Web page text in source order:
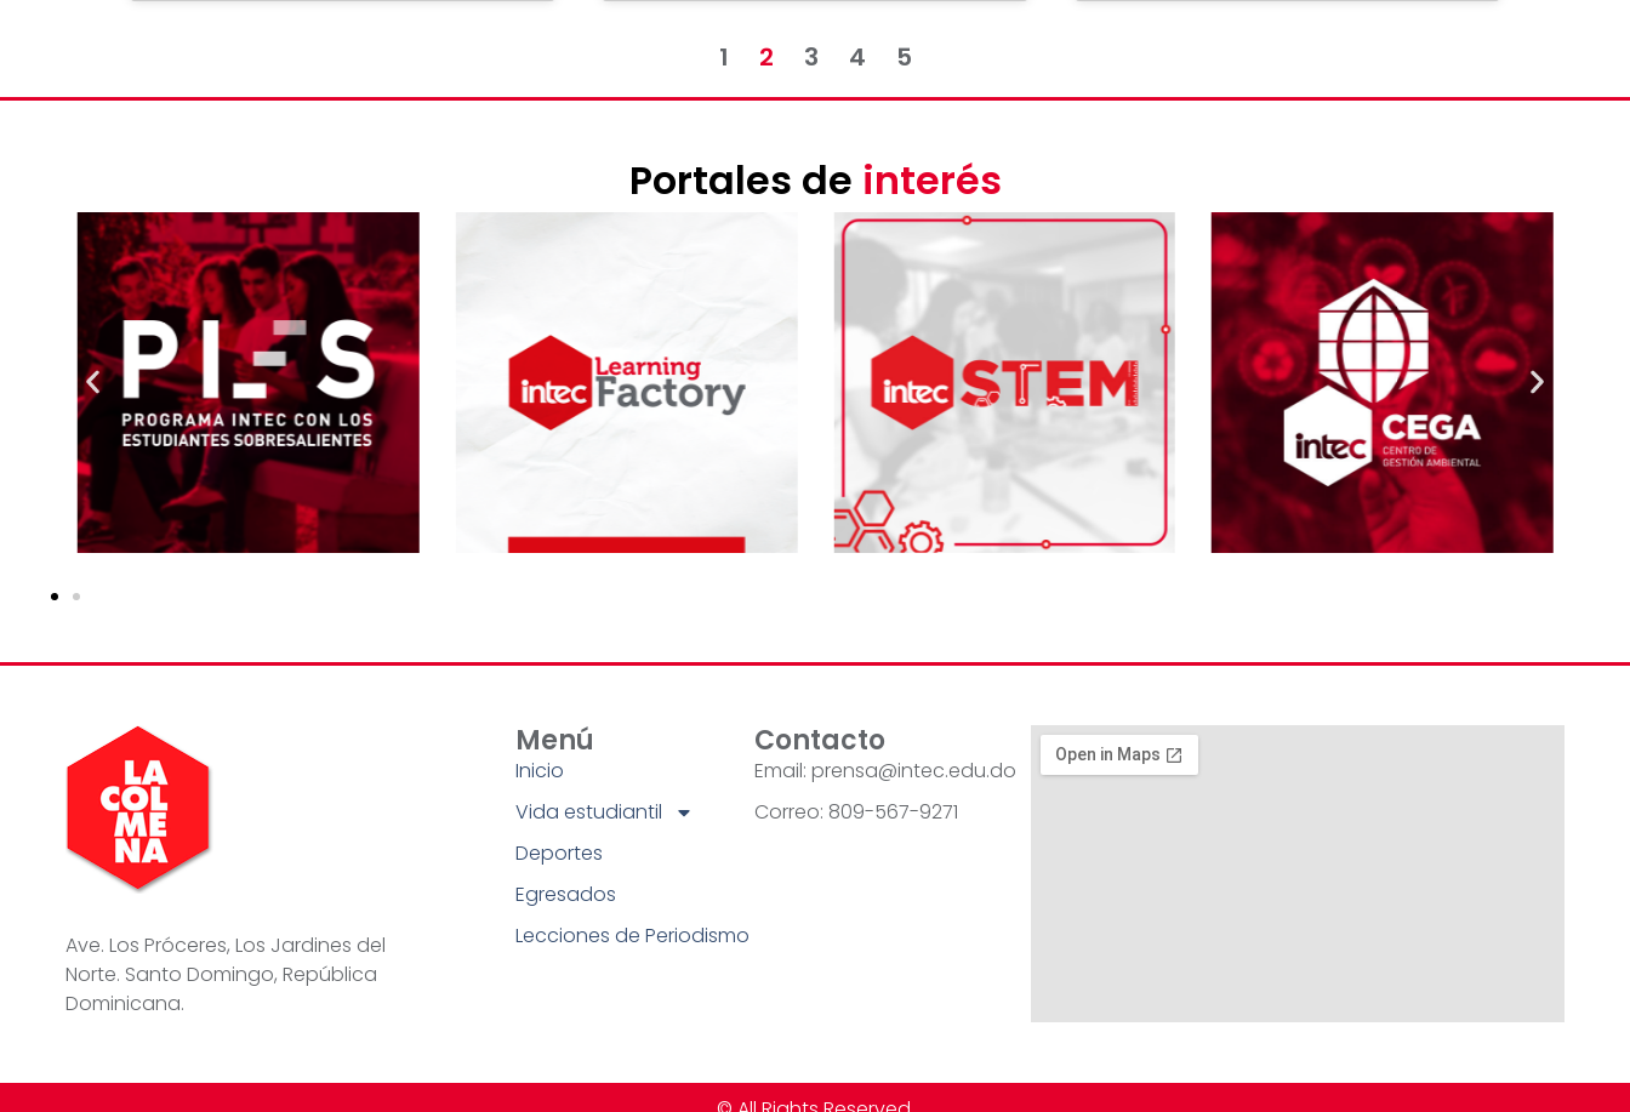
1 2 3 4 5
Portales de interés
Ave. Los Próceres, Los Jardines del
Norte. Santo Domingo, República
Dominicana.
Menú
Inicio
Vida estudiantil
Deportes
Egresados
Lecciones de Periodismo
Contacto
Email: prensa@intec.edu.do
Correo: 809-567-9271